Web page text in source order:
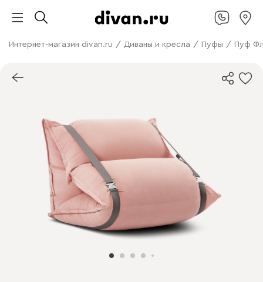
Интернет-магазин divan.ru / Диваны и кресла / Пуфы / Пуф